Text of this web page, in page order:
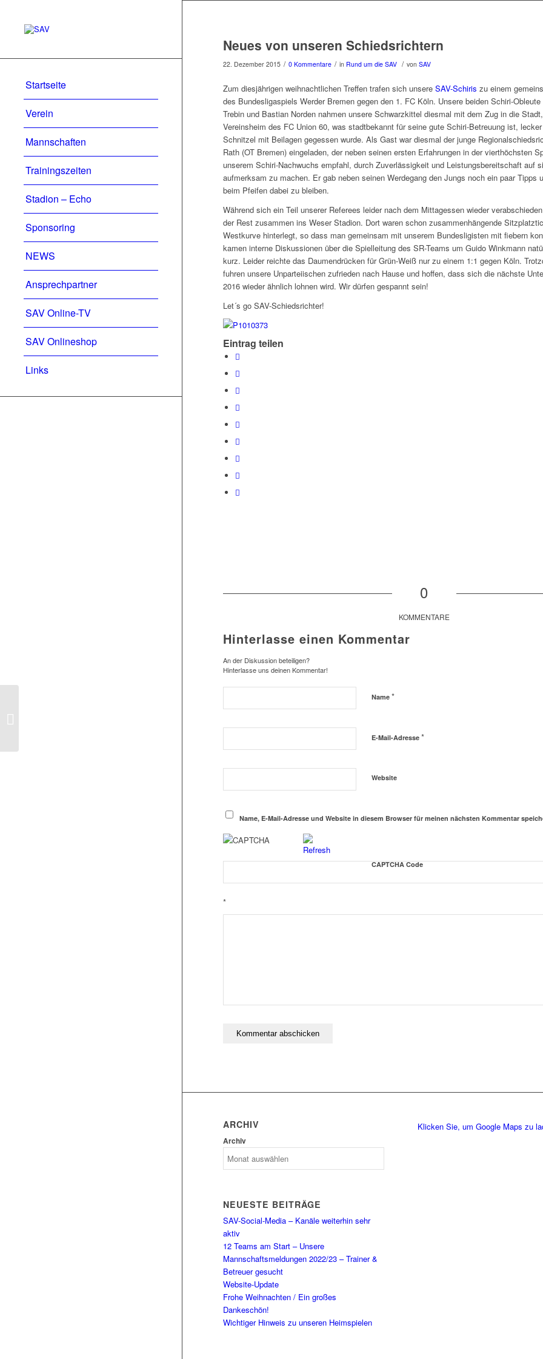
Startseite
Verein
Mannschaften
Trainingszeiten
Stadion – Echo
Sponsoring
NEWS
Ansprechpartner
SAV Online-TV
SAV Onlineshop
Links
Neues von unseren Schiedsrichtern
22. Dezember 2015 / 0 Kommentare / in Rund um die SAV / von SAV
Zum diesjährigen weihnachtlichen Treffen trafen sich unsere SAV-Schiris zu einem
des Bundesligaspiels Werder Bremen gegen den 1. FC Köln. Unsere beiden Schiri-
Trebin und Bastian Norden nahmen unsere Schwarzkittel diesmal mit dem Zug in die
Vereinsheim des FC Union 60, was stadtbekannt für seine gute Schiri-Betreuung ist,
Schnitzel mit Beilagen gegessen wurde. Als Gast war diesmal der junge
Rath (OT Bremen) eingeladen, der neben seinen ersten Erfahrungen in der vierthöchsten
unserem Schiri-Nachwuchs empfahl, durch Zuverlässigkeit und Leistungsbereitschaft auf
aufmerksam zu machen. Er gab neben seinen Werdegang den Jungs noch ein paar Tipps
beim Pfeifen dabei zu bleiben.
Während sich ein Teil unserer Referees leider nach dem Mittagessen wieder
der Rest zusammen ins Weser Stadion. Dort waren schon zusammenhängende
Westkurve hinterlegt, so dass man gemeinsam mit unserem Bundesligisten mit fiebern
kamen interne Diskussionen über die Spielleitung des SR-Teams um Guido Winkmann
kurz. Leider reichte das Daumendrücken für Grün-Weiß nur zu einem 1:1 gegen Köln.
fuhren unsere Unparteiischen zufrieden nach Hause und hoffen, dass sich die nächste
2016 wieder ähnlich lohnen wird. Wir dürfen gespannt sein!
Let´s go SAV-Schiedsrichter!
Eintrag teilen
0
KOMMENTARE
Hinterlasse einen Kommentar
An der Diskussion beteiligen?
Hinterlasse uns deinen Kommentar!
Name *
E-Mail-Adresse *
Website
Name, E-Mail-Adresse und Website in diesem Browser für meinen nächsten Kommentar
CAPTCHA Code
*
ARCHIV
Archiv
NEUESTE BEITRÄGE
SAV-Social-Media – Kanäle weiterhin sehr
aktiv
12 Teams am Start – Unsere
Mannschaftsmeldungen 2022/23 – Trainer &
Betreuer gesucht
Website-Update
Frohe Weihnachten / Ein großes
Dankeschön!
Wichtiger Hinweis zu unseren Heimspielen
Klicken Sie, um Google Maps zu